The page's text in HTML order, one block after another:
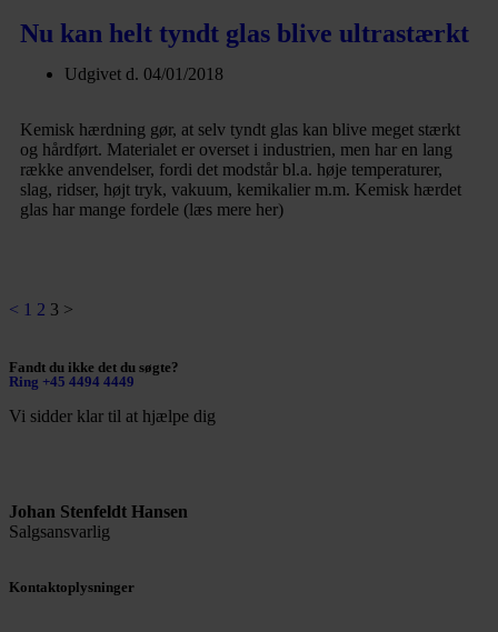
Nu kan helt tyndt glas blive ultrastærkt
Udgivet d. 04/01/2018
Kemisk hærdning gør, at selv tyndt glas kan blive meget stærkt
og hårdført. Materialet er overset i industrien, men har en lang
række anvendelser, fordi det modstår bl.a. høje temperaturer,
slag, ridser, højt tryk, vakuum, kemikalier m.m. Kemisk hærdet
glas har mange fordele (læs mere her)
< 1 2 3 >
Fandt du ikke det du søgte?
Ring +45 4494 4449
Vi sidder klar til at hjælpe dig
Johan Stenfeldt Hansen
Salgsansvarlig
Kontaktoplysninger